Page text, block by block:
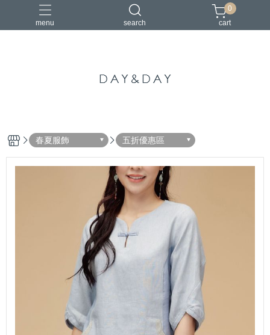
menu search
棉麻 茶禪服
0
cart
春夏服飾 五折優惠區